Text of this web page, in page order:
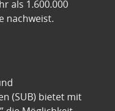
als 1.600.000
nachweist.
(SUB) bietet mit